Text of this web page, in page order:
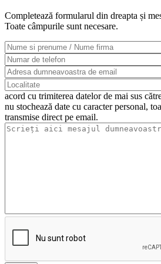
Completează formularul din dreapta și
Toate câmpurile sunt necesare.
acord cu trimiterea datelor de mai sus
nu stochează date cu caracter personal,
transmise direct pe email.